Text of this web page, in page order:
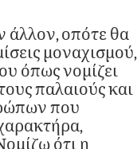
άλλον, οπότε θα
μοναχισμού,
όπως νομίζει
παλαιούς και
που
ότι η